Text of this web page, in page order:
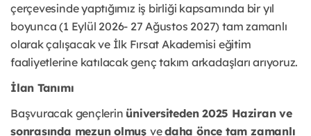
çerçevesinde yaptığımız iş birliği kapsamında bir yıl
boyunca (1 Eylül 2026- 27 Ağustos 2027) tam zamanlı
olarak çalışacak ve İlk Fırsat Akademisi eğitim
faaliyetlerine katılacak genç takım arkadaşları arıyoruz.
İlan Tanımı
Başvuracak gençlerin üniversiteden 2025 Haziran ve
sonrasında mezun olmuş vedaha önce tam zamanlı